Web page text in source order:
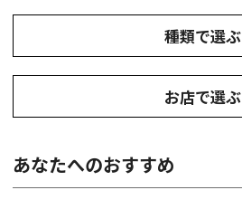
種類で選ぶ
お店で選ぶ
あなたへのおすすめ